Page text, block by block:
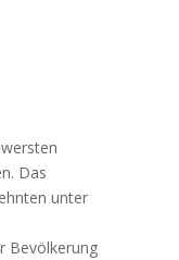
Das
unter
Bevölkerung